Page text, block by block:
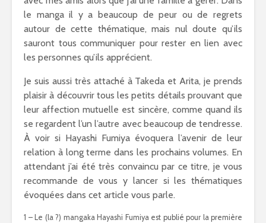
le manga il y a beaucoup de peur ou de regrets
autour de cette thématique, mais nul doute qu’ils
sauront tous communiquer pour rester en lien avec
les personnes qu’ils apprécient.
Je suis aussi très attaché à Takeda et Arita, je prends
plaisir à découvrir tous les petits détails prouvant que
leur affection mutuelle est sincère, comme quand ils
se regardent l’un l’autre avec beaucoup de tendresse.
À voir si Hayashi Fumiya évoquera l’avenir de leur
relation à long terme dans les prochains volumes. En
attendant j’ai été très convaincu par ce titre, je vous
recommande de vous y lancer si les thématiques
évoquées dans cet article vous parle.
1 – Le (la ?) mangaka Hayashi Fumiya est publié pour la première